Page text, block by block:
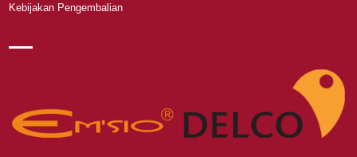
Kebijakan Pengembalian